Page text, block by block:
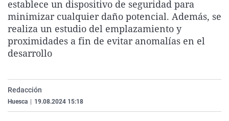
La rosa de los vientos
Gente viajera
Como el perro y el
Caso
Retornados
Equipo de
Extremadura
Galicia
La Rioja
País Vasco
Virales
Televisión
Elecciones
establece un dispositivo de seguridad para
minimizar cualquier daño potencial. Además, se
realiza un estudio del emplazamiento y
proximidades a fin de evitar anomalías en el
desarrollo
Redacción
Huesca 19.08.2024 15:18